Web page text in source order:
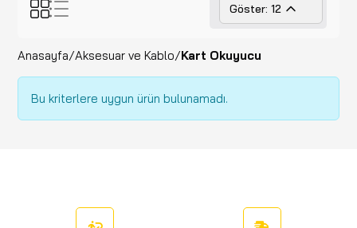
Göster: 12
Anasayfa/Aksesuar ve Kablo/Kart Okuyucu
Bu kriterlere uygun ürün bulunamadı.